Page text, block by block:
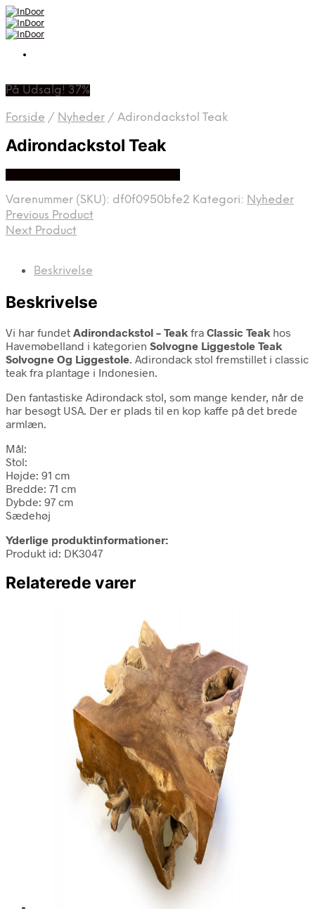
På Udsalg! 37%
Forside / Nyheder / Adirondackstol Teak
Adirondackstol Teak
Varenummer (SKU): df0f0950bfe2 Kategori: Nyheder
Previous Product
Next Product
Beskrivelse
Beskrivelse
Vi har fundet Adirondackstol – Teak fra Classic Teak hos
Havemøbelland i kategorien Solvogne Liggestole Teak
Solvogne Og Liggestole. Adirondack stol fremstillet i classic
teak fra plantage i Indonesien.
Den fantastiske Adirondack stol, som mange kender, når de
har besøgt USA. Der er plads til en kop kaffe på det brede
armlæn.
Mål:
Stol:
Højde: 91 cm
Bredde: 71 cm
Dybde: 97 cm
Sædehøj
Yderlige produktinformationer:
Produkt id: DK3047
Relaterede varer